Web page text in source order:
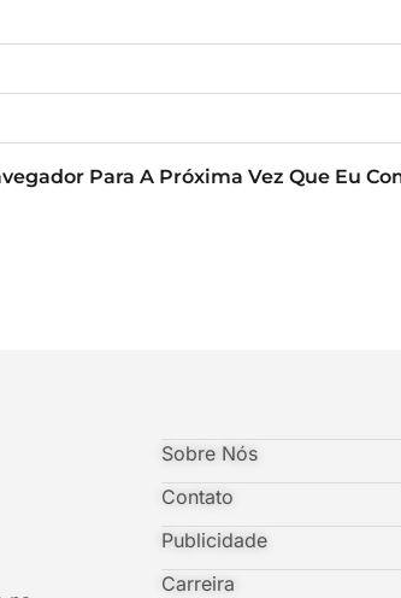
Para A Próxima Vez Que Eu
Sobre Nós
Contato
Publicidade
Carreira